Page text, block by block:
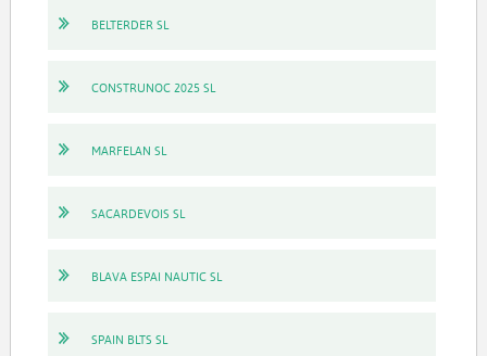
BELTERDER SL
CONSTRUNOC 2025 SL
MARFELAN SL
SACARDEVOIS SL
BLAVA ESPAI NAUTIC SL
SPAIN BLTS SL